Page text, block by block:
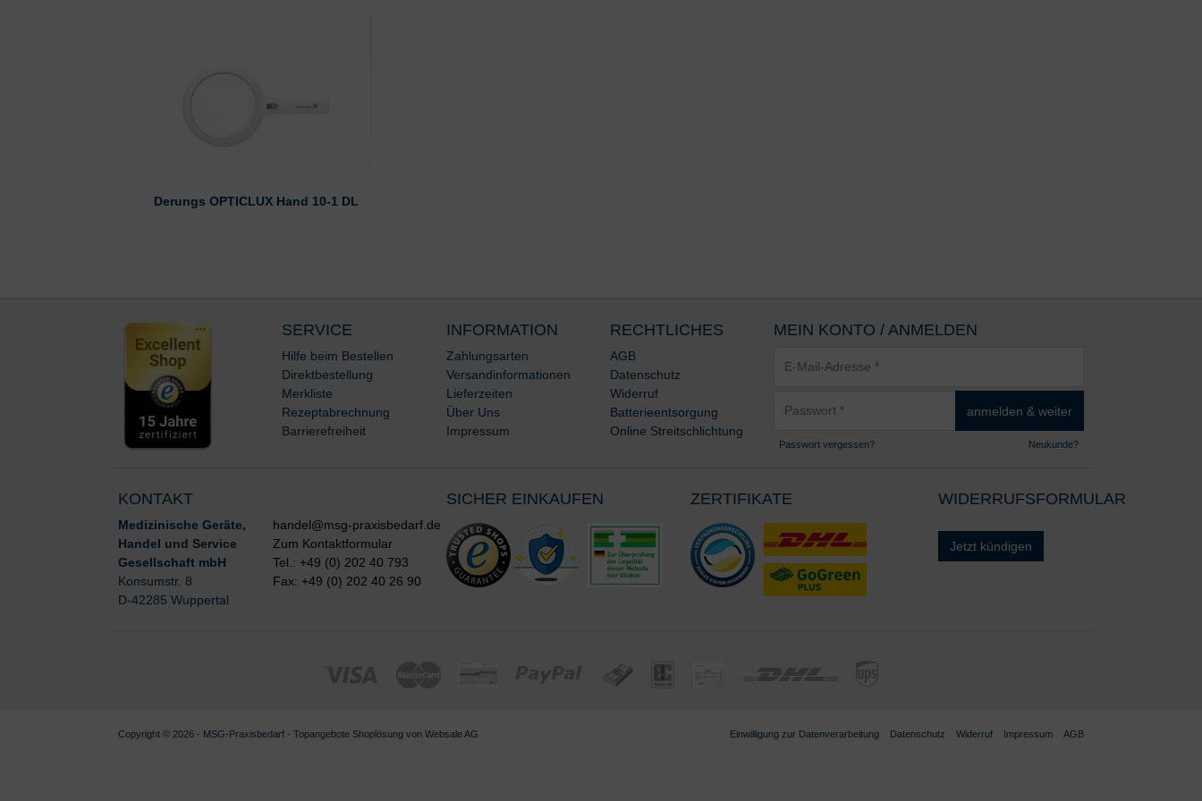
Derungs OPTICLUX Hand 10-1 DL
SERVICE
Hilfe beim Bestellen
Direktbestellung
Merkliste
Rezeptabrechnung
Barrierefreiheit
INFORMATION
Zahlungsarten
Versandinformationen
Lieferzeiten
Über Uns
Impressum
RECHTLICHES
AGB
Datenschutz
Widerruf
Batterieentsorgung
Online Streitschlichtung
MEIN KONTO / ANMELDEN
Mail-
anmelden & weiter
Passwort vergessen? Neukunde?
KONTAKT
Medizinische Geräte,
Handel und Service
Gesellschaft mbH
Konsumstr. 8
D-42285 Wuppertal
handel@msg-praxisbedarf.de
Zum Kontaktformular
Tel.: +49 (0) 202 40 793
Fax: +49 (0) 202 40 26 90
SICHER EINKAUFEN ZERTIFIKATE WIDERRUFSFORMULAR
Jetzt kündigen
Copyright © 2026 - MSG-Praxisbedarf - Topangebote Shoplösung von Websale AG Einwilligung zur Datenverarbeitung Datenschutz Widerruf Impressum AGB